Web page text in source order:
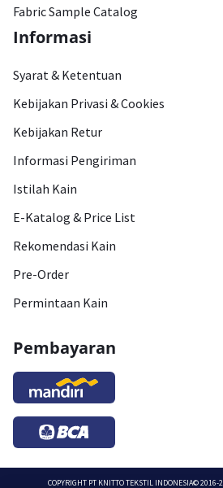
Fabric Sample Catalog
Informasi
Syarat & Ketentuan
Kebijakan Privasi & Cookies
Kebijakan Retur
Informasi Pengiriman
Istilah Kain
E-Katalog & Price List
Rekomendasi Kain
Pre-Order
Permintaan Kain
Pembayaran
COPYRIGHT PT KNITTO TEKSTIL INDONESIA© 2016-